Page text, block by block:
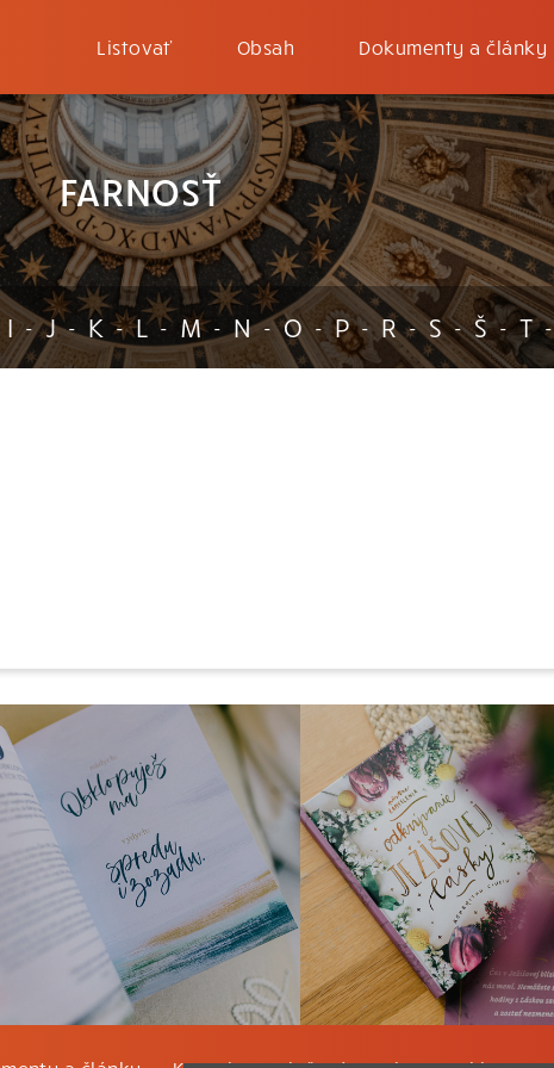
Listovať Obsah Dokumenty a články
FARNOSŤ
I - J - K - L - M - N - O - P - R - S - Š - T -